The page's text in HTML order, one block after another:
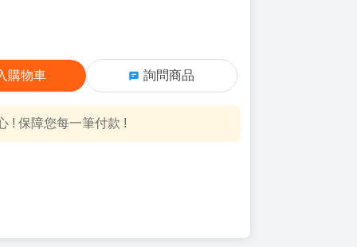
購物車 詢問商品
! 保障您每一筆付款 !